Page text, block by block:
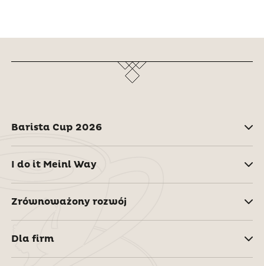
Barista Cup 2026
I do it Meinl Way
Zrównoważony rozwój
Dla firm